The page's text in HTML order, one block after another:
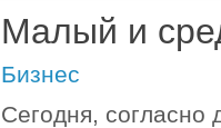
Малый и
Бизнес
Сегодня, согласно